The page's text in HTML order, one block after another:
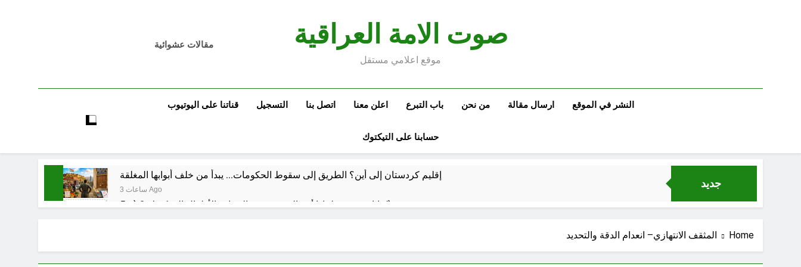
صوت الامة العراقية
موقع اعلامي مستقل
مقالات عشوائية
النشر في الموقع ارسال مقالة من نحن باب التبرع اعلن معنا اتصل بنا التسجيل قناتنا على اليوتيوب
حسابنا على التيكتوك
جديد
إقليم كردستان إلى أين؟ الطريق إلى سقوط الحكومات… يبدأ من خلف أبوابها المغلقة
3 ساعات Ago
كتابات رد عن لماذا أخذ الحسين معه النساء والأطفال الى كربلاء؟ (ح 5)
الجرح النرجسي وتضخم الذات التعويضي
مشروع إنساني .. بدأ بكرتونة أدوية مجانية وانتهى بـ”صيدليات”خيرية ! اتفاق مكة.. لحظة إعادة تشكيل للتوازنات الإقليمية
Home المثقف الانتهازي– انعدام الدقة والتحديد